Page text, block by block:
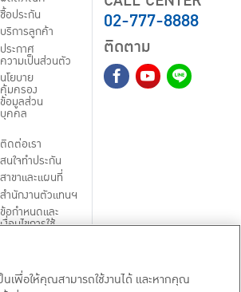
ชื้อประกัน
บริการลูกค้า
ประกาศ
ความเป็นส่วนตัว
นโยบาย
คุ้มครอง
ข้อมูลส่วน
บุคคล
ติดต่อเรา
สนใจทำประกัน
สาขาและแผนที่
สำนักงานตัวแทนฯ
ข้อกำหนดและ
เงื่อนไขการใช้
02-777-8888
ติดตาม
นเพื่อให้คุณสามารถใช้งานได้ และหากคุณ